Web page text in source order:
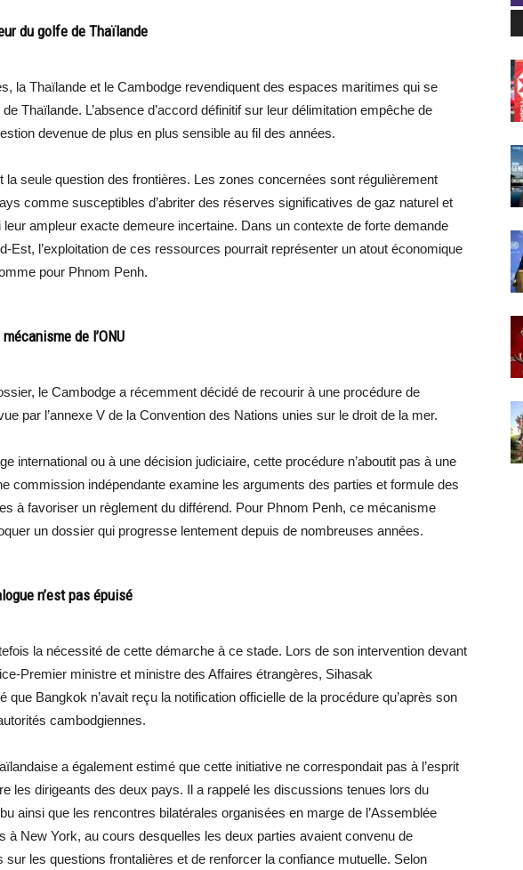
du golfe de Thaïlande
la Thaïlande et le Cambodge revendiquent des espaces maritimes qui se
Thaïlande. L’absence d’accord définitif sur leur délimitation empêche de
devenue de plus en plus sensible au fil des années.
la seule question des frontières. Les zones concernées sont régulièrement
comme susceptibles d’abriter des réserves significatives de gaz naturel et
ampleur exacte demeure incertaine. Dans un contexte de forte demande
Est, l’exploitation de ces ressources pourrait représenter un atout économique
pour Phnom Penh.
de l’ONU
le Cambodge a récemment décidé de recourir à une procédure de
par l’annexe V de la Convention des Nations unies sur le droit de la mer.
international ou à une décision judiciaire, cette procédure n’aboutit pas à une
commission indépendante examine les arguments des parties et formule des
à favoriser un règlement du différend. Pour Phnom Penh, ce mécanisme
un dossier qui progresse lentement depuis de nombreuses années.
n’est pas épuisé
la nécessité de cette démarche à ce stade. Lors de son intervention devant
Premier ministre et ministre des Affaires étrangères, Sihasak
que Bangkok n’avait reçu la notification officielle de la procédure qu’après son
cambodgiennes.
a également estimé que cette initiative ne correspondait pas à l’esprit
les dirigeants des deux pays. Il a rappelé les discussions tenues lors du
ainsi que les rencontres bilatérales organisées en marge de l’Assemblée
à New York, au cours desquelles les deux parties avaient convenu de
les questions frontalières et de renforcer la confiance mutuelle. Selon